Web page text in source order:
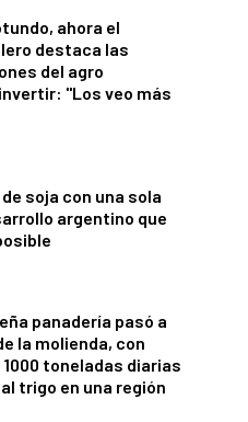
ahora el
destaca las
del agro
"Los veo más
soja con una sola
argentino que
panadería pasó a
la molienda, con
toneladas diarias
trigo en una región